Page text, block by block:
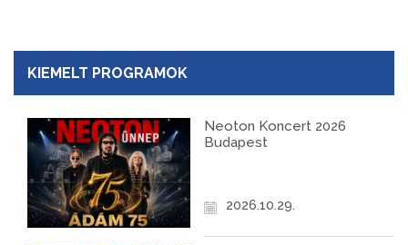
KIEMELT PROGRAMOK
Neoton Koncert 2026
Budapest
2026.10.29.